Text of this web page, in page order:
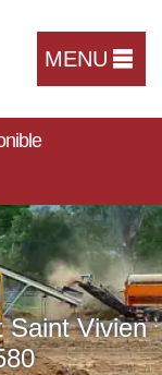
MENU
Saint Vivien